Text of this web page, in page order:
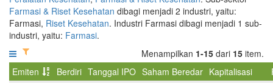
Farmasi & Riset Kesehatan dibagi menjadi 2 industri, yaitu:
Farmasi, Riset Kesehatan. Industri Farmasi dibagi menjadi 1 sub-
industri, yaitu: Farmasi.
Menampilkan 1-15 dari 15 item.
Emiten
Berdiri Tanggal IPO Saham Beredar Kapitalisasi